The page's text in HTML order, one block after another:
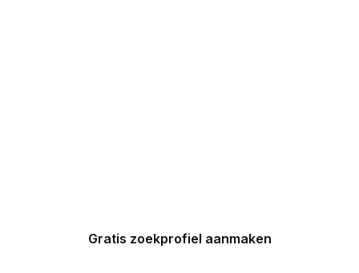
Gratis zoekprofiel aanmaken